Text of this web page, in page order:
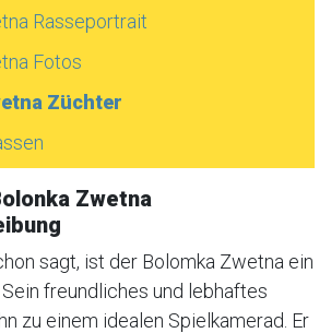
Rasseportrait
Fotos
Züchter
Zwetna
sagt, ist der Bolomka Zwetna ein
freundliches und lebhaftes
zu einem idealen Spielkamerad. Er